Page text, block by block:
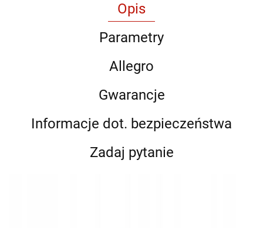
Opis
Parametry
Allegro
Gwarancje
Informacje dot. bezpieczeństwa
Zadaj pytanie